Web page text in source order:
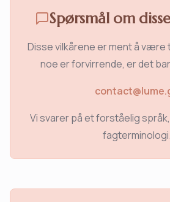
Spørsmål om
Disse vilkårene er ment å være
noe er forvirrende, er det
Vi svarer på et forståelig
fagterminologi.